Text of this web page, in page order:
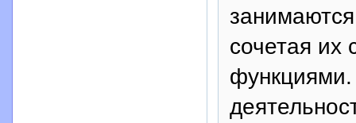
сочетая их